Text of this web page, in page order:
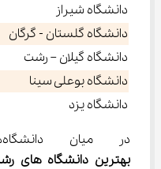
دانشگاه شیراز
دانشگاه گلستان - گرگان
دانشگاه گیلان – رشت
دانشگاه بوعلی سینا
دانشگاه یزد
در میان دانشگاه‌هایی که در جدول فوق بیان شده است،
بهترین دانشگاه های